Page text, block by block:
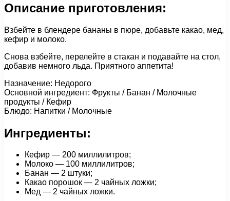
Описание приготовления:
Взбейте в блендере бананы в пюре, добавьте какао, мед,
кефир и молоко.
Снова взбейте, перелейте в стакан и подавайте на стол,
добавив немного льда. Приятного аппетита!
Назначение: Недорого
Основной ингредиент: Фрукты / Банан / Молочные
продукты / Кефир
Блюдо: Напитки / Молочные
Ингредиенты:
Кефир — 200 миллилитров;
Молоко — 100 миллилитров;
Банан — 2 штуки;
Какао порошок — 2 чайных ложки;
Мед — 2 чайных ложки.